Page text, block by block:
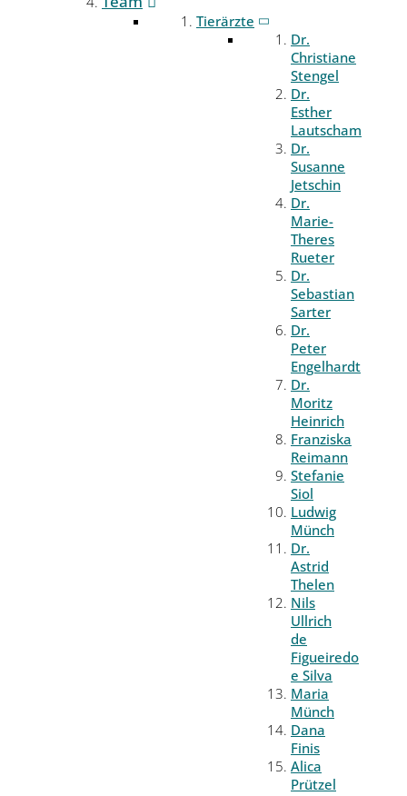
Tierärzte
Dr.
Christiane
Stengel
Dr.
Esther
Lautscham
Dr.
Susanne
Jetschin
Dr.
Marie-
Theres
Rueter
Dr.
Sebastian
Sarter
Dr.
Peter
Engelhardt
Dr.
Moritz
Heinrich
Franziska
Reimann
Stefanie
Siol
Ludwig
Münch
Dr.
Astrid
Thelen
Nils
Ullrich
de
Figueiredo
e Silva
Maria
Münch
Dana
Finis
Alica
Prützel